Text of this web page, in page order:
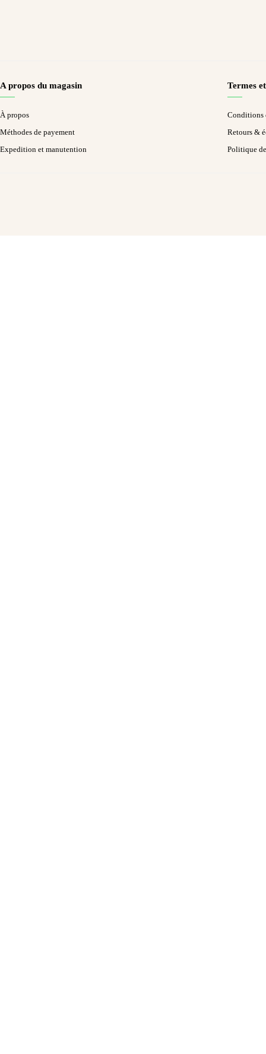
A propos du magasin
À propos
Méthodes de payement
Expedition et manutention
Termes
Conditions
Retours &
Politique